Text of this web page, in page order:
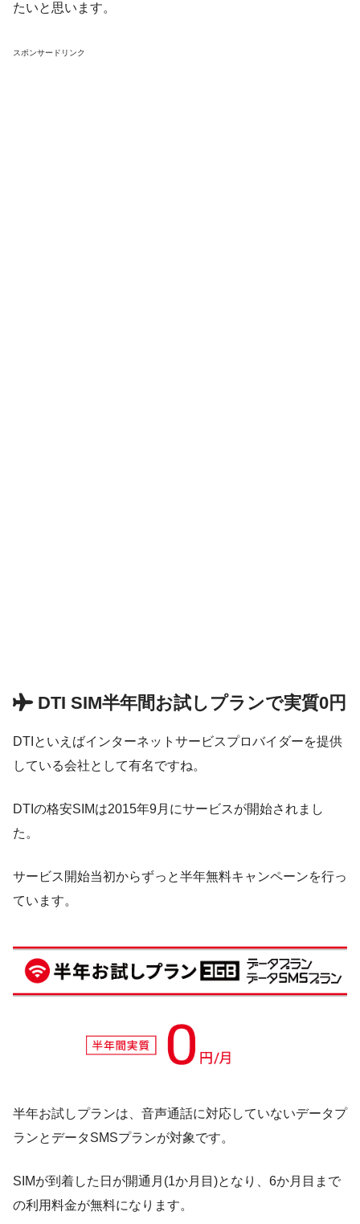
たいと思います。
スポンサードリンク
DTI SIM半年間お試しプランで実質0円
DTIといえばインターネットサービスプロバイダーを提供
している会社として有名ですね。
DTIの格安SIMは2015年9月にサービスが開始されまし
た。
サービス開始当初からずっと半年無料キャンペーンを行っ
ています。
半年お試しプランは、音声通話に対応していないデータプ
ランとデータSMSプランが対象です。
SIMが到着した日が開通月(1か月目)となり、6か月目まで
の利用料金が無料になります。